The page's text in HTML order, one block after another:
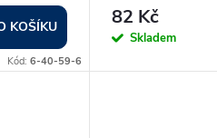
KOŠÍKU
Kód:6-40-59-6
82 Kč
Skladem